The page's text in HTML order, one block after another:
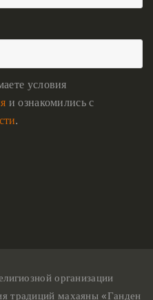
условия
и ознакомились с
.
организации
традиций махаяны «Ганден